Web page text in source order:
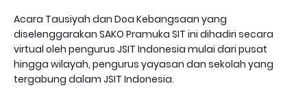
Acara Tausiyah dan Doa Kebangsaan yang
diselenggarakan SAKO Pramuka SIT ini dihadiri secara
virtual oleh pengurus JSIT Indonesia mulai dari pusat
hingga wilayah, pengurus yayasan dan sekolah yang
tergabung dalam JSIT Indonesia.